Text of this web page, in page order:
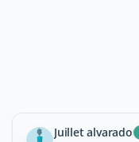
Juillet alvarado